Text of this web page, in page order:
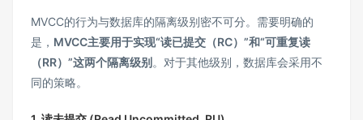
MVCC的行为与数据库的隔离级别密不可分。需要明确的
是， MVCC主要用于实现“读已提交（RC）”和“可重复读
（RR）”这两个隔离级别。对于其他级别，数据库会采用不
同的策略。